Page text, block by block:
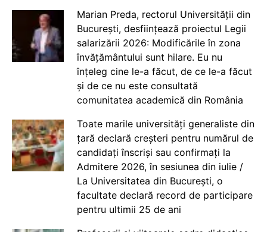
Marian Preda, rectorul Universității din
București, desființează proiectul Legii
salarizării 2026: Modificările în zona
învățământului sunt hilare. Eu nu
înțeleg cine le-a făcut, de ce le-a făcut
și de ce nu este consultată
comunitatea academică din România
Toate marile universități generaliste din
țară declară creșteri pentru numărul de
candidați înscriși sau confirmați la
Admitere 2026, în sesiunea din iulie /
La Universitatea din București, o
facultate declară record de participare
pentru ultimii 25 de ani